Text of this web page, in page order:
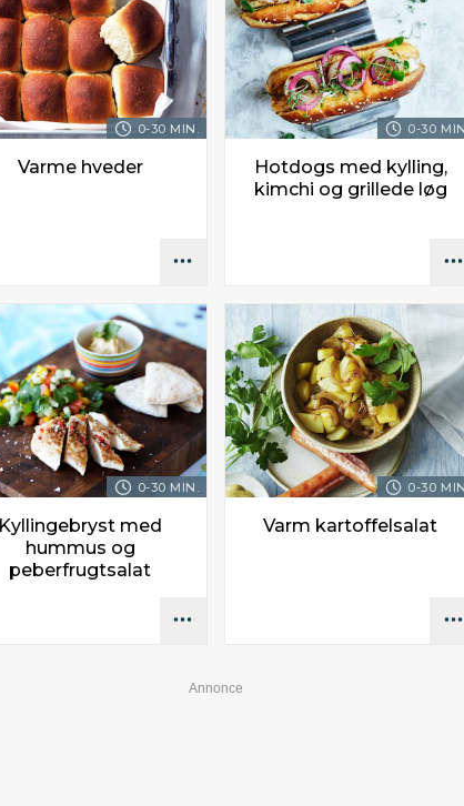
0-30 MIN.
Varme hveder
0-30
Hotdogs med kylling,
kimchi og grillede løg
0-30 MIN.
Kyllingebryst med
hummus og
peberfrugtsalat
0-30
Varm kartoffelsalat